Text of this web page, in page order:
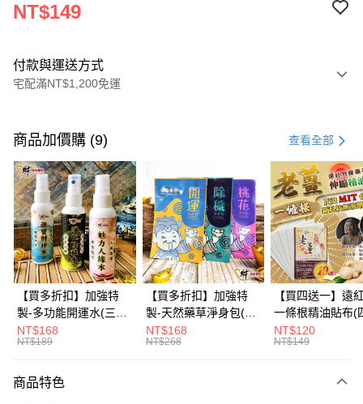
NT$149
付款與運送方式
宅配滿NT$1,200免運
信用卡一次付款
信用卡分期付款
3 期 0 利率 每期NT$49 21家銀行
合作金庫商業銀行
第一商業銀行
華南商業銀行
彰化商業銀行
上海商業儲蓄銀行
台北富邦商業銀行
國泰世華商業銀行
兆豐國際商業銀行
臺灣中小企業銀行
台中商業銀行
匯豐（台灣）商業銀行
華泰商業銀行
聯邦商業銀行
遠東國際商業銀行
元大商業銀行
台灣樂天信用卡公司
6 期 0 利率 每期NT$24 21家銀行
合作金庫商業銀行
第一商業銀行
華南商業銀行
彰化商業銀行
上海商業儲蓄銀行
台北富邦商業銀行
國泰世華商業銀行
兆豐國際商業銀行
臺灣中小企業銀行
台中商業銀行
匯豐（台灣）商業銀行
聯邦商業銀行
玉山商業銀行
12 期 0 利率 每期NT$12 21家銀行
合作金庫商業銀行
第一商業銀行
華南商業銀行
彰化商業銀行
上海商業儲蓄銀行
台北富邦商業銀行
國泰世華商業銀行
兆豐國際商業銀行
臺灣中小企業銀行
元大商業銀行
超商取貨付款
LINE Pay
Apple Pay
悠遊付
商品加價購 (9) 查看全部
【買多折扣】加強特
製-多功能開運水(三款
任選)《大師特製》
《含開光》財神小舖 -
水 防疫必備
NT$168
NT$189
【買多折扣】加強特
製-天然藥草淨身包(四
款任選)3入【財神小
舖】開運，桃花，除穢
NT$168
NT$268
【買四送一】遠
一條根精油貼布(
任選)【財神小舖
利技術、伸縮貼
NT$120
NT$149
商品特色